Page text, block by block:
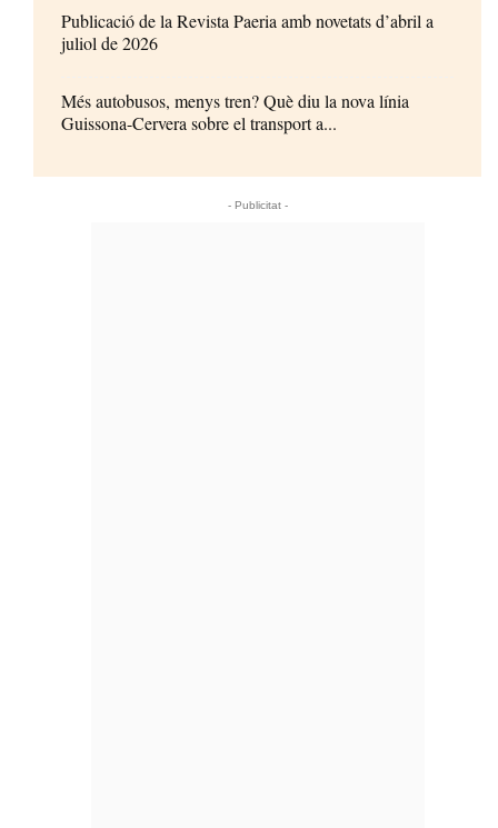
Publicació de la Revista Paeria amb novetats d’abril a
juliol de 2026
Més autobusos, menys tren? Què diu la nova línia
Guissona-Cervera sobre el transport a...
- Publicitat -